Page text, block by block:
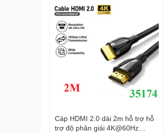
Cáp HDMI 2.0 dài 2m hỗ trợ hỗ
trợ độ phân giải 4K@60Hz